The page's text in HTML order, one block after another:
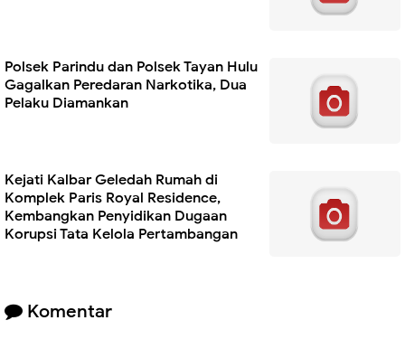
Polsek Parindu dan Polsek Tayan Hulu
Gagalkan Peredaran Narkotika, Dua
Pelaku Diamankan
Kejati Kalbar Geledah Rumah di
Komplek Paris Royal Residence,
Kembangkan Penyidikan Dugaan
Korupsi Tata Kelola Pertambangan
Komentar